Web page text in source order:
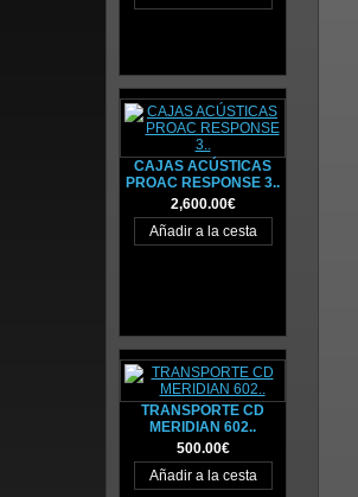
CAJAS ACÚSTICAS
PROAC RESPONSE 3..
2,600.00€
TRANSPORTE CD
MERIDIAN 602..
500.00€